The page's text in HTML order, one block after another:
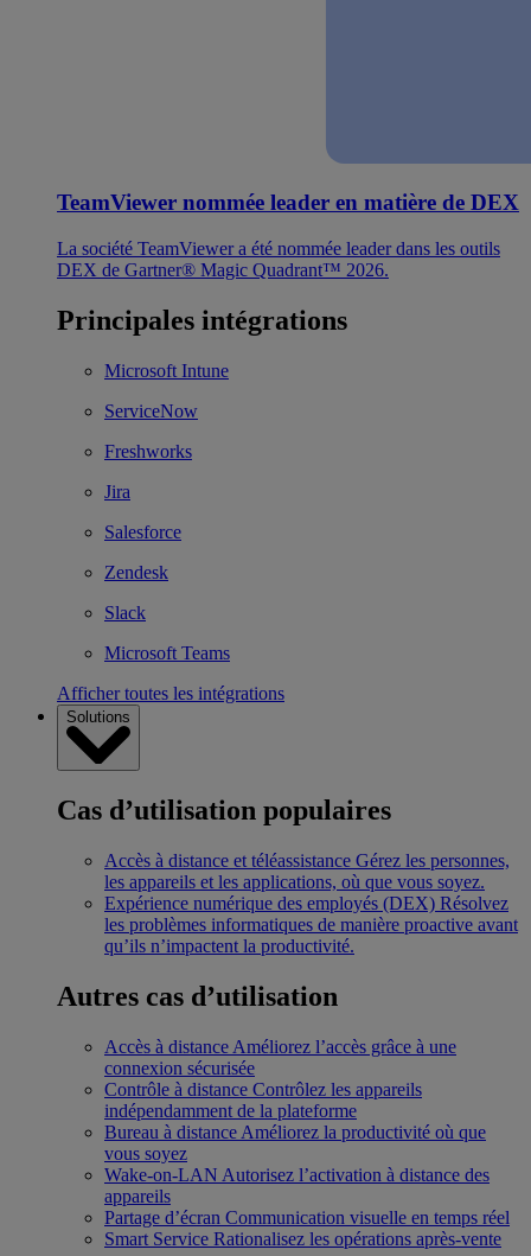
TeamViewer nommée leader en matière de DEX
La société TeamViewer a été nommée leader dans les outils
DEX de Gartner® Magic Quadrant™ 2026.
Principales intégrations
Microsoft Intune
ServiceNow
Freshworks
Jira
Salesforce
Zendesk
Slack
Microsoft Teams
Afficher toutes les intégrations
Solutions
Cas d’utilisation populaires
Accès à distance et téléassistance Gérez les personnes,
les appareils et les applications, où que vous soyez.
Expérience numérique des employés (DEX) Résolvez
les problèmes informatiques de manière proactive avant
qu’ils n’impactent la productivité.
Autres cas d’utilisation
Accès à distance Améliorez l’accès grâce à une
connexion sécurisée
Contrôle à distance Contrôlez les appareils
indépendamment de la plateforme
Bureau à distance Améliorez la productivité où que
vous soyez
Wake-on-LAN Autorisez l’activation à distance des
appareils
Partage d’écran Communication visuelle en temps réel
Smart Service Rationalisez les opérations après-vente